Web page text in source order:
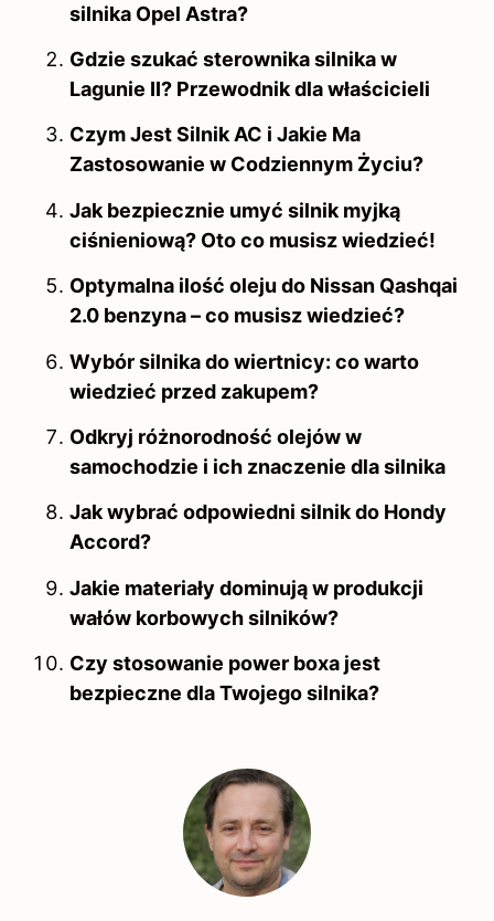
silnika Opel Astra?
Gdzie szukać sterownika silnika w
Lagunie II? Przewodnik dla właścicieli
Czym Jest Silnik AC i Jakie Ma
Zastosowanie w Codziennym Życiu?
Jak bezpiecznie umyć silnik myjką
ciśnieniową? Oto co musisz wiedzieć!
Optymalna ilość oleju do Nissan Qashqai
2.0 benzyna – co musisz wiedzieć?
Wybór silnika do wiertnicy: co warto
wiedzieć przed zakupem?
Odkryj różnorodność olejów w
samochodzie i ich znaczenie dla silnika
Jak wybrać odpowiedni silnik do Hondy
Accord?
Jakie materiały dominują w produkcji
wałów korbowych silników?
Czy stosowanie power boxa jest
bezpieczne dla Twojego silnika?